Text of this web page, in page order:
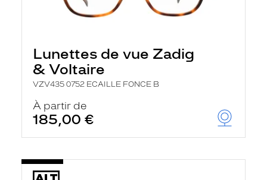
Lunettes de vue Zadig
& Voltaire
VZV435 0752 ECAILLE FONCE B
À partir de
185,00 €